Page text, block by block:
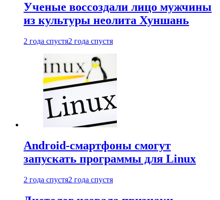
Ученые воссоздали лицо мужчины
из культуры неолита Хуншань
2 года спустя2 года спустя
Android-смартфоны смогут
запускать программы для Linux
2 года спустя2 года спустя